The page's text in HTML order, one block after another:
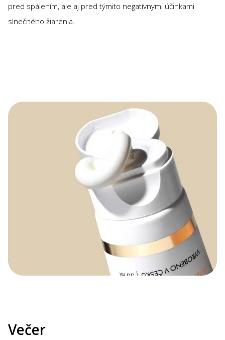
pred spálením, ale aj pred týmito negatívnymi účinkami
slnečného žiarenia.
Večer